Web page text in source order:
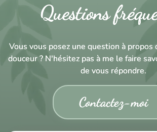
Questions
Vous vous posez une question à propos
douceur ? N'hésitez pas à me le faire
de vous répondre.
Contactez-moi